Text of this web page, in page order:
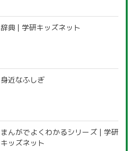
辞典 | 学研キッズネット
身近なふしぎ
まんがでよくわかるシリーズ | 学研
キッズネット